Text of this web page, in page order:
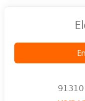
91310